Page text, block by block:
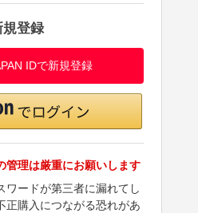
規登録
IDで新規登録
管理は厳重にお願いします
ワードが第三者に漏れてし
正購入につながる恐れがあ